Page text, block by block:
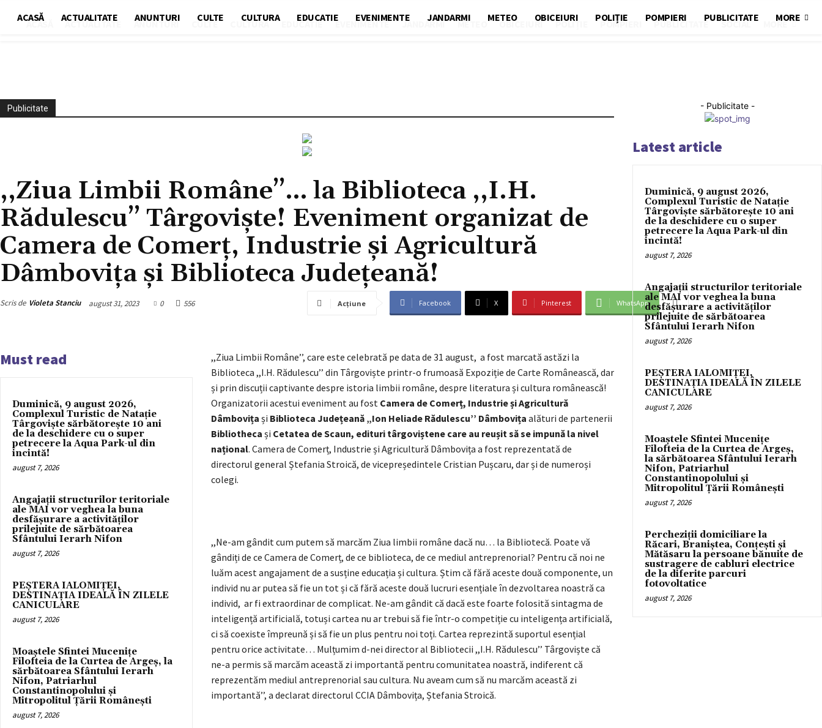
ACASĂ ACTUALITATE ANUNTURI CULTE CULTURA EDUCATIE EVENIMENTE JANDARMI METEO OBICEIURI POLIȚIE POMPIERI PUBLICITATE SOCIAL MORE
ACASĂ ACTUALITATE ANUNTURI CULTE CULTURA EDUCATIE EVENIMENTE JANDARMI METEO OBICEIURI POLIȚIE POMPIERI PUBLICITATE MORE
Publicitate
,,Ziua Limbii Române’’… la Biblioteca ,,I.H.
Rădulescu’’ Târgoviște! Eveniment organizat de
Camera de Comerț, Industrie și Agricultură
Dâmbovița și Biblioteca Județeană!
Scris de Violeta Stanciu august 31, 2023 0 556 Acțiune Facebook X Pinterest WhatsApp
Must read
Duminică, 9 august 2026,
Complexul Turistic de Natație
Târgoviște sărbătorește 10 ani
de la deschidere cu o super
petrecere la Aqua Park-ul din
incintă!
august 7, 2026
Angajații structurilor teritoriale
ale MAI vor veghea la buna
desfășurare a activităților
prilejuite de sărbătoarea
Sfântului Ierarh Nifon
august 7, 2026
PEȘTERA IALOMIȚEI,
DESTINAȚIA IDEALĂ ÎN ZILELE
CANICULARE
august 7, 2026
Moaștele Sfintei Mucenițe
Filofteia de la Curtea de Argeș, la
sărbătoarea Sfântului Ierarh
Nifon, Patriarhul
Constantinopolului și
Mitropolitul Țării Românești
august 7, 2026
,,Ziua Limbii Române’’, care este celebrată pe data de 31 august, a fost marcată astăzi la
Biblioteca ,,I.H. Rădulescu’’ din Târgoviște printr-o frumoasă Expoziție de Carte Românească, dar
și prin discuții captivante despre istoria limbii române, despre literatura și cultura românească!
Organizatorii acestui eveniment au fost Camera de Comerț, Industrie și Agricultură
Dâmbovița și Biblioteca Județeană „Ion Heliade Rădulescu’’ Dâmbovița alături de partenerii
Bibliotheca și Cetatea de Scaun, edituri târgoviștene care au reușit să se impună la nivel
național. Camera de Comerț, Industrie și Agricultură Dâmbovița a fost reprezentată de
directorul general Ștefania Stroică, de vicepreședintele Cristian Pușcaru, dar și de numeroși
colegi.
,,Ne-am gândit cum putem să marcăm Ziua limbii române dacă nu… la Bibliotecă. Poate vă
gândiți de ce Camera de Comerț, de ce biblioteca, de ce mediul antreprenorial? Pentru că noi ne
luăm acest angajament de a susține educația și cultura. Știm că fără aceste două componente, un
individ nu ar putea să fie un tot și că fără aceste două lucruri esențiale în dezvoltarea noastră ca
individ, ar fi extraordinar de complicat. Ne-am gândit că dacă este foarte folosită sintagma de
inteligență artificială, totuși cartea nu ar trebui să fie într-o competiție cu inteligența artificială,
ci să coexiste împreună și să fie un plus pentru noi toți. Cartea reprezintă suportul esențial
pentru orice activitate… Mulțumim d-nei director al Bibliotecii ,,I.H. Rădulescu’’ Târgoviște că
ne-a permis să marcăm această zi importantă pentru comunitatea noastră, indiferent că
reprezentăm mediul antreprenorial sau cultura. Nu aveam cum să nu marcăm această zi
importantă’’, a declarat directorul CCIA Dâmbovița, Ștefania Stroică.
- Publicitate -
Latest article
Duminică, 9 august 2026,
Complexul Turistic de Natație
Târgoviște sărbătorește 10 ani
de la deschidere cu o super
petrecere la Aqua Park-ul din
incintă!
august 7, 2026
Angajații structurilor teritoriale
ale MAI vor veghea la buna
desfășurare a activităților
prilejuite de sărbătoarea
Sfântului Ierarh Nifon
august 7, 2026
PEȘTERA IALOMIȚEI,
DESTINAȚIA IDEALĂ ÎN ZILELE
CANICULARE
august 7, 2026
Moaștele Sfintei Mucenițe
Filofteia de la Curtea de Argeș,
la sărbătoarea Sfântului Ierarh
Nifon, Patriarhul
Constantinopolului și
Mitropolitul Țării Românești
august 7, 2026
Percheziții domiciliare la
Răcari, Braniștea, Conțești și
Mătăsaru la persoane bănuite de
sustragere de cabluri electrice
de la diferite parcuri
fotovoltatice
august 7, 2026